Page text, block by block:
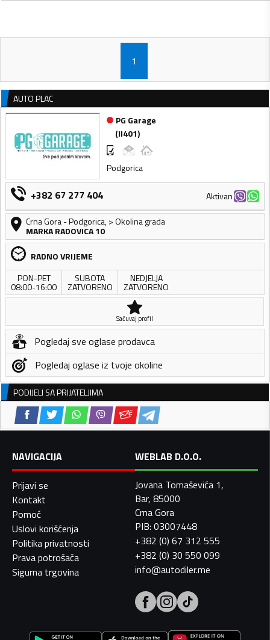
1
AUTO PLAC
PG Garage
(II401)
Podgorica
+382 67 277 404
Aktivan
Crna Gora-Podgorica,> Okolina grada
MARKA RADOVICA 10
RADNO VRIJEME
PON-PET
08:00-16:00
SUBOTA
ZATVORENO
NEDJELJA
ZATVORENO
Sačuvaj profil
Pogledaj sve oglase prodavca
Pogledaj oglase iz tvoje okoline
PODIJELI SA PRIJATELJIMA
NAVIGACIJA
Prijavi se
Kontakt
Pomoć
Uslovi korišćenja
Politika privatnosti
Prava potrošača
Sigurna trgovina
WEBLAB D.O.O.
Jovana Tomaševića 1,
Bar, 85000
Crna Gora
PIB: 03007448
+382 (0) 67 312 555
+382 (0) 30 550 099
info@autodiler.me